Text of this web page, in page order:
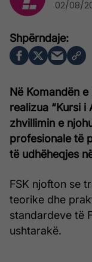
Në Komandën
realizua “Kursi i
zhvillimin e
profesionale të
të udhëheqjes
FSK njofton se
teorike dhe
standardeve të
ushtarakë.
02/08/